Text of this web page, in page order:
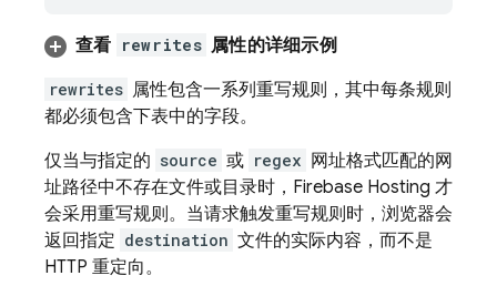
查看 rewrites 属性的详细示例
rewrites 属性包含一系列重写规则，其中每条规则
都必须包含下表中的字段。
仅当与指定的 source 或 regex 网址格式匹配的网
址路径中不存在文件或目录时， Firebase Hosting 才
会采用重写规则。当请求触发重写规则时，浏览器会
返回指定 destination 文件的实际内容，而不是
HTTP 重定向。